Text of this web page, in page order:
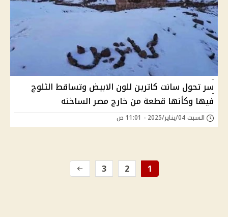
سر تحول سانت كاترين للون الابيض وتساقط الثلوج
فيها وكأنها قطعة من خارج مصر الساخنه
السبت 04/يناير/2025 - 11:01 ص
1
2
3